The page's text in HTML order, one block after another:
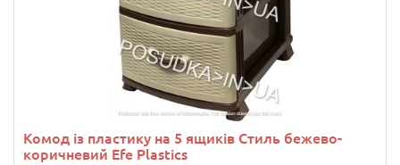
Комод із пластику на 5 ящиків Стиль бежево-
коричневий Efe Plastics